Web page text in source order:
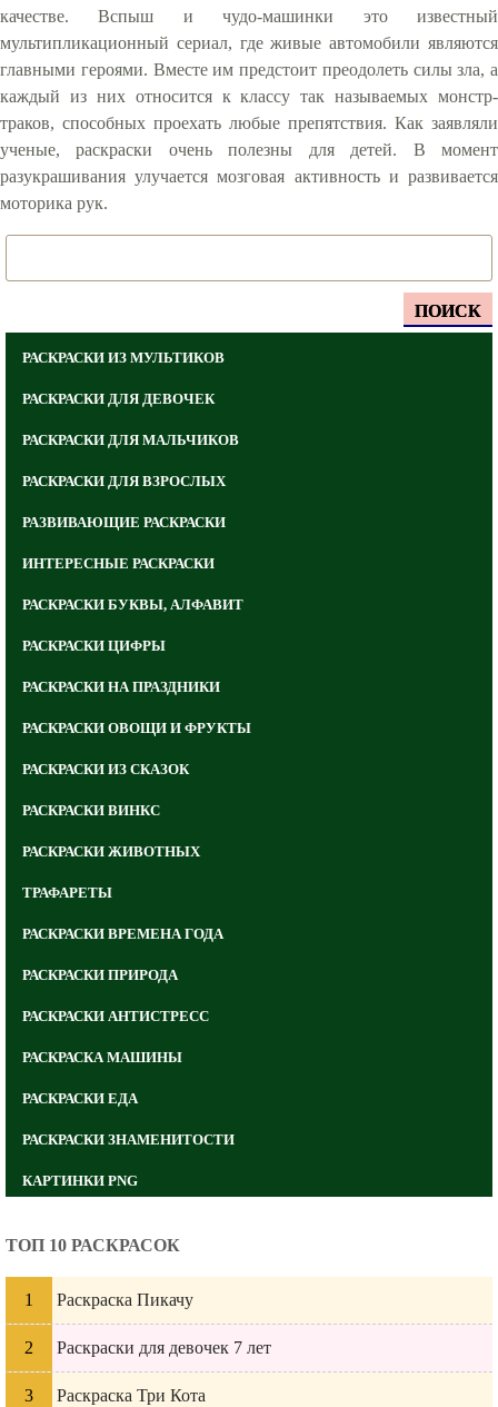
ПОИСК
РАСКРАСКИ ИЗ МУЛЬТИКОВ
РАСКРАСКИ ДЛЯ ДЕВОЧЕК
РАСКРАСКИ ДЛЯ МАЛЬЧИКОВ
РАСКРАСКИ ДЛЯ ВЗРОСЛЫХ
РАЗВИВАЮЩИЕ РАСКРАСКИ
ИНТЕРЕСНЫЕ РАСКРАСКИ
РАСКРАСКИ БУКВЫ, АЛФАВИТ
РАСКРАСКИ ЦИФРЫ
РАСКРАСКИ НА ПРАЗДНИКИ
РАСКРАСКИ ОВОЩИ И ФРУКТЫ
РАСКРАСКИ ИЗ СКАЗОК
РАСКРАСКИ ВИНКС
РАСКРАСКИ ЖИВОТНЫХ
ТРАФАРЕТЫ
РАСКРАСКИ ВРЕМЕНА ГОДА
РАСКРАСКИ ПРИРОДА
РАСКРАСКИ АНТИСТРЕСС
РАСКРАСКА МАШИНЫ
РАСКРАСКИ ЕДА
РАСКРАСКИ ЗНАМЕНИТОСТИ
КАРТИНКИ PNG
ТОП 10 РАСКРАСОК
Раскраска Пикачу
Раскраски для девочек 7 лет
Раскраска Три Кота
качестве. Вспыш и чудо-машинки это известный
мультипликационный сериал, где живые автомобили являются
главными героями. Вместе им предстоит преодолеть силы зла, а
каждый из них относится к классу так называемых монстр-
траков, способных проехать любые препятствия. Как заявляли
ученые, раскраски очень полезны для детей. В момент
разукрашивания улучается мозговая активность и развивается
моторика рук.